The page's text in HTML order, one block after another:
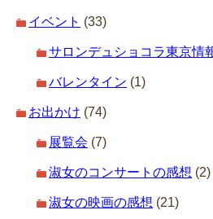
イベント (33)
サロンデュショコラ東京情
バレンタイン (1)
お出かけ (74)
展覧会 (7)
淑女のコンサートの感想 (2)
淑女の映画の感想 (21)